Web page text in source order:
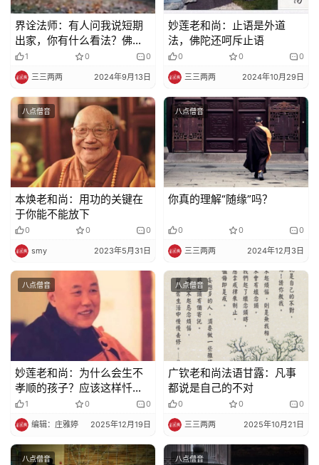
界诠法师：有人问我说短期
出家，你有什么看法？佛教
本来没有一个短期出家的
1 0 0
三三两两 2024年9月13日
妙莲老和尚：止语是外道
法，佛陀还呵斥止语
0 0 0
三三两两 2024年10月29日
八点僧音
本焕老和尚：用功的关键在
于你能不能放下
0 0 0
smy 2023年5月31日
八点僧音
你真的理解“随缘”吗？
0 0 0
三三两两 2024年12月3日
八点僧音
妙莲老和尚：为什么会生不
孝顺的孩子？应该这样忏
悔。
1 0 0
编辑：庄雅婷 2025年12月19日
八点僧音
广钦老和尚法语甘露：凡事
都说是自己的不对
0 0 0
三三两两 2025年10月21日
八点僧音 八点僧音